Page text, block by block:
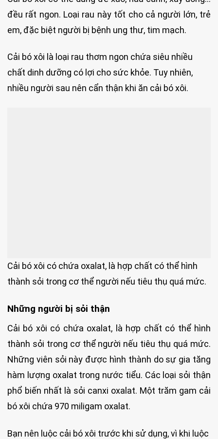
đều rất ngon. Loại rau này tốt cho cả người lớn, trẻ
em, đặc biệt người bị bệnh ung thư, tim mạch.
Cải bó xôi là loại rau thơm ngon chứa siêu nhiều
chất dinh dưỡng có lợi cho sức khỏe. Tuy nhiên,
nhiều người sau nên cẩn thận khi ăn cải bó xôi.
Cải bó xôi có chứa oxalat, là hợp chất có thể hình
thành sỏi trong cơ thể người nếu tiêu thụ quá mức.
Những người bị sỏi thận
Cải bó xôi có chứa oxalat, là hợp chất có thể hình
thành sỏi trong cơ thể người nếu tiêu thụ quá mức.
Những viên sỏi này được hình thành do sự gia tăng
hàm lượng oxalat trong nước tiểu. Các loại sỏi thận
phổ biến nhất là sỏi canxi oxalat. Một trăm gam cải
bó xôi chứa 970 miligam oxalat.
Bạn nên luộc cải bó xôi trước khi sử dụng, vì khi luộc